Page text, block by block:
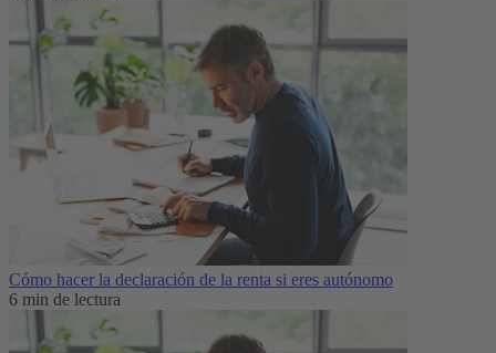
Cómo hacer la declaración de la renta si eres autónomo
6 min de lectura